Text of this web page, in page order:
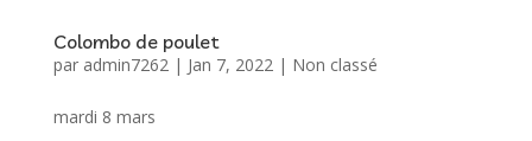
Colombo de poulet
par admin7262| Jan 7, 2022| Non classé
mardi 8 mars